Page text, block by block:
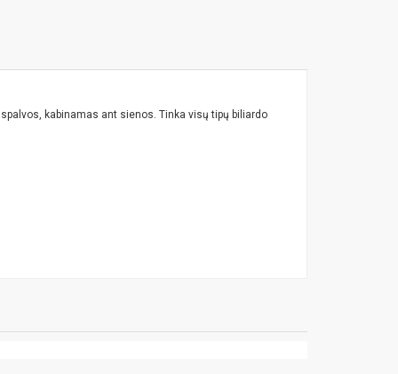
kabinamas ant sienos. Tinka visų tipų biliardo